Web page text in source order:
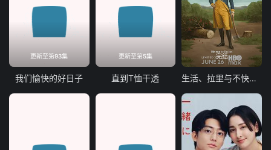
第77集 第80集
第83集 第84集
第85集 第88集
第89集 第90集 第91集 第92集
更新至第93集
我们愉快的好日子
更新至第5集
直到T恤干透
完结
生活、拉里与不快乐的追求：一部美国史